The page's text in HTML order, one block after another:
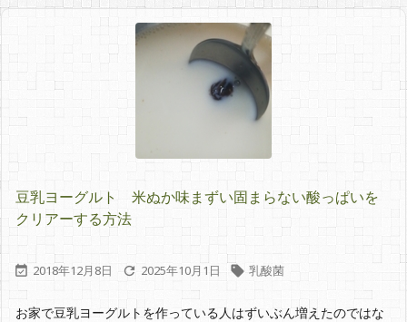
豆乳ヨーグルト 米ぬか味まずい固まらない酸っぱいを
クリアーする方法
 2018年12月8日  2025年10月1日  乳酸菌
お家で豆乳ヨーグルトを作っている人はずいぶん増えたのではな